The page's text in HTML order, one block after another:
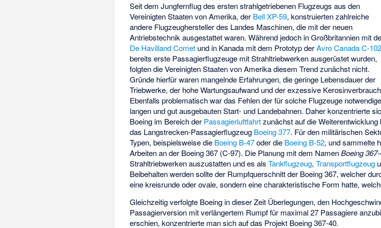
Seit dem Jungfernflug des ersten strahlgetriebenen Flugzeugs aus den
Vereinigten Staaten von Amerika, der Bell XP-59, konstruierten zahlreiche
andere Flugzeughersteller des Landes Maschinen, die mit der neuen
Antriebstechnik ausgestattet waren. Während jedoch in Großbritannien mit
De Havilland Comet und in Kanada mit dem Prototyp derAvro Canada C-102
bereits erste Passagierflugzeuge mit Strahltriebwerken ausgerüstet wurden,
folgten die Vereinigten Staaten von Amerika diesem Trend zunächst nicht.
Gründe hierfür waren mangelnde Erfahrungen, die geringe Lebensdauer der
Triebwerke, der hohe Wartungsaufwand und der exzessive
Ebenfalls problematisch war das Fehlen der für solche Flugzeuge
langen und gut ausgebauten Start- und Landebahnen. Daher konzentrierte
Boeing im Bereich der Passagierluftfahrtzunächst auf die
das Langstrecken-Passagierflugzeug Boeing 377. Für den militärischen
Typen, beispielsweise die Boeing B-47oder die Boeing B-52, und sammelte
Arbeiten an der Boeing 367 (C-97). Die Planung mit dem NamenBoeing
Strahltriebwerken auszustatten und es alsTankflugzeug,Transportflugzeug
Beibehalten werden sollte der Rumpfquerschnitt der Boeing 367, welcher
eine kreisrunde oder ovale, sondern eine charakteristische Form hatte,
Gleichzeitig verfolgte Boeing in dieser Zeit Überlegungen, den
Passagierversion mit verlängertem Rumpf für maximal 27 Passagiere
erschien, konzentrierte man sich auf das Projekt Boeing 367-40.